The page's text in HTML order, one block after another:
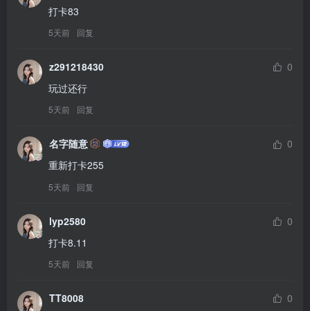
打卡83
5天前 回复
z291218430
0
玩过还行
5天前 回复
名字随意
0
重新打卡255
5天前 回复
lyp2580
0
打卡8.11
5天前 回复
TT8008
0